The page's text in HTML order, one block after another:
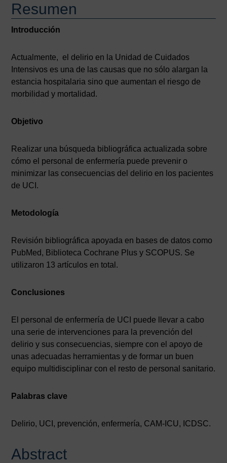
Resumen
Introducción
Actualmente, el delirio en la Unidad de Cuidados
Intensivos es una de las causas que no sólo alargan la
estancia hospitalaria sino que aumentan el riesgo de
morbilidad y mortalidad.
Objetivo
Realizar una búsqueda bibliográfica actualizada sobre
cómo el personal de enfermería puede prevenir o
minimizar las consecuencias del delirio en los pacientes
de UCI.
Metodología
Revisión bibliográfica apoyada en bases de datos como
PubMed, Biblioteca Cochrane Plus y SCOPUS. Se
utilizaron 13 artículos en total.
Conclusiones
El personal de enfermería de UCI puede llevar a cabo
una serie de intervenciones para la prevención del
delirio y sus consecuencias, siempre con el apoyo de
unas adecuadas herramientas y de formar un buen
equipo multidisciplinar con el resto de personal sanitario.
Palabras clave
Delirio, UCI, prevención, enfermería, CAM-ICU, ICDSC.
Abstract